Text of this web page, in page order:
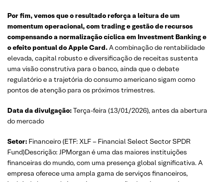
Por fim, vemos que o resultado reforça a leitura de um
momentum operacional, com trading e gestão de recursos
compensando a normalização cíclica em Investment Banking e
o efeito pontual do Apple Card.A combinação de rentabilidade
elevada, capital robusto e diversificação de receitas sustenta
uma visão construtiva para o banco, ainda que o debate
regulatório e a trajetória do consumo americano sigam como
pontos de atenção para os próximos trimestres.
Data da divulgação:Terça-feira (13/01/2026), antes da abertura
do mercado
Setor: Financeiro (ETF: XLF – Financial Select Sector SPDR
Fund)Descrição: JPMorgan é uma das maiores instituições
financeiras do mundo, com uma presença global significativa. A
empresa oferece uma ampla gama de serviços financeiros,